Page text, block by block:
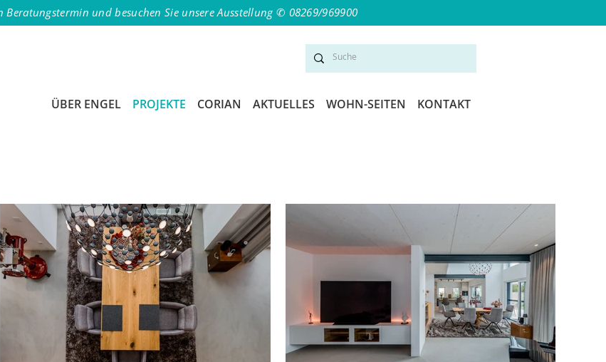
Beratungstermin und besuchen Sie unsere Ausstellung ✆ 08269/969900
ÜBER ENGEL PROJEKTE CORIAN AKTUELLES WOHN-SEITEN KONTAKT